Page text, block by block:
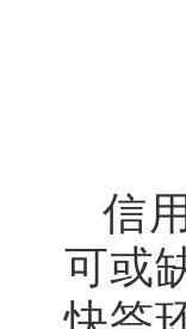
信
可或